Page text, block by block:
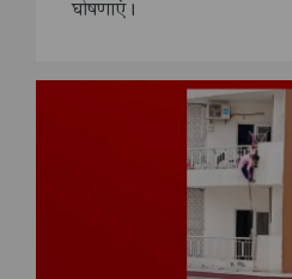
घोषणाएं।